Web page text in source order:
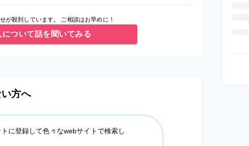
が殺到しています。 ご相談はお早めに！
について話を聞いてみる
方へ
に登録して色々なwebサイトで検索し